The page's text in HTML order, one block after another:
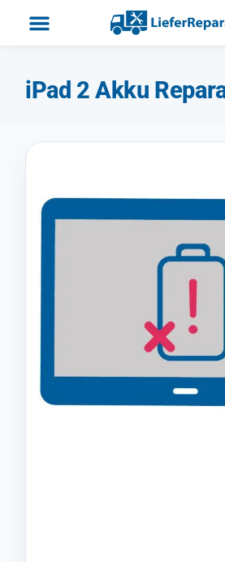
iPad 2 Akku